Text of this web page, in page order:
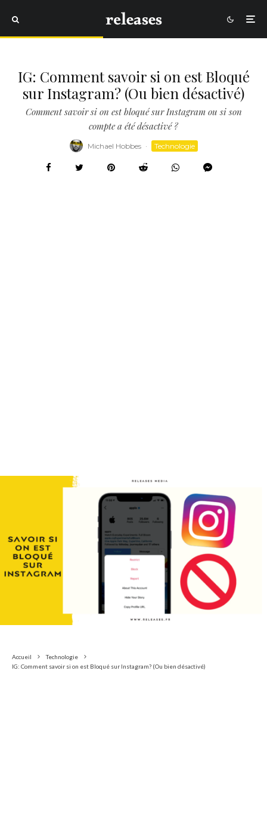
IG: Comment savoir si on est Bloqué
sur Instagram? (Ou bien désactivé)
Comment savoir si on est bloqué sur Instagram ou si son
compte a été désactivé ?
Michael Hobbes · Technologie
Accueil
Technologie
IG: Comment savoir si on est Bloqué sur Instagram? (Ou bien désactivé)